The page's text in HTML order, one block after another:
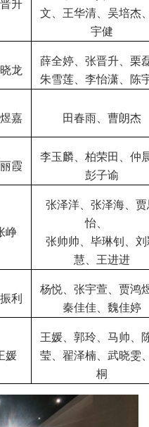
升
文、王华清、吴培杰
宇健
龙
薛全婷、张晋升、栗
朱雪莲、李怡潇、陈
嘉 田春雨、曹朗杰
霞
李玉麟、柏荣田、仲
彭子谕
峥
张泽洋、张泽海、贾
怡、
张帅帅、毕琳钊、刘
慧、王进进
利
杨悦、张宇萱、贾鸿
秦佳佳、魏佳婷
媛
王媛、郭玲、马帅、
莹、翟泽楠、武晓雯
桐